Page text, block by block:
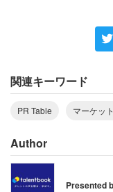
想定通りではなか
に良い選択だった、
改めて日本とい
在を考え直すき
ーケティングと
関連キーワード
PR Table マーケッ
Author
Presented